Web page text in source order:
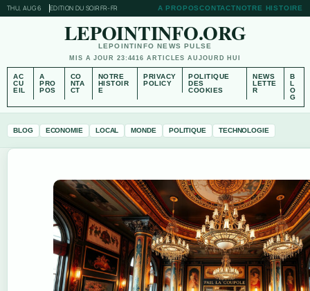
THU, AUG 6 EDITION DU SOIRFR-FR A PROPOSCONTACTNOTRE HISTOIRE
LEPOINTINFO.ORG
LEPOINTINFO NEWS PULSE
MIS A JOUR 23:4416 ARTICLES AUJOURD HUI
AC
CU
EIL
A
PRO
POS
CO
NTA
CT
NOTRE
HISTOIR
E
PRIVACY
POLICY
POLITIQUE
DES
COOKIES
NEWS
LETTE
R
B
L
O
G
BLOG ECONOMIE LOCAL MONDE POLITIQUE TECHNOLOGIE